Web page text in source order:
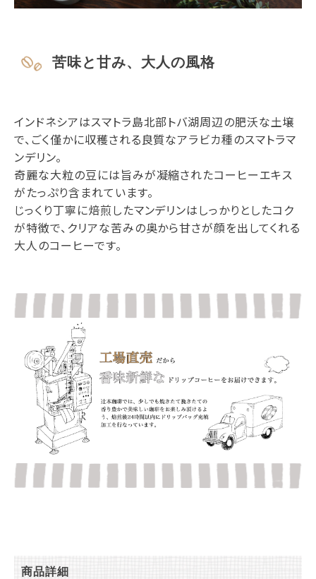
苦味と甘み、大人の風格
インドネシアはスマトラ島北部トバ湖周辺の肥沃な土壌
で、ごく僅かに収穫される良質なアラビカ種のスマトラマ
ンデリン。
奇麗な大粒の豆には旨みが凝縮されたコーヒーエキス
がたっぷり含まれています。
じっくり丁寧に焙煎したマンデリンはしっかりとしたコク
が特徴で、クリアな苦みの奥から甘さが顔を出してくれる
大人のコーヒーです。
商品詳細